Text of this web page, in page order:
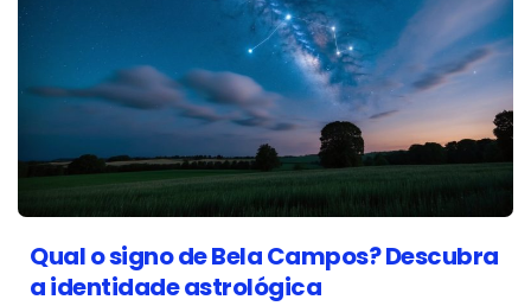
Qual o signo de Bela Campos? Descubra
a identidade astrológica